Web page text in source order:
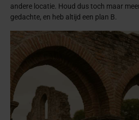
andere locatie. Houd dus toch maar
gedachte, en heb altijd een plan B.